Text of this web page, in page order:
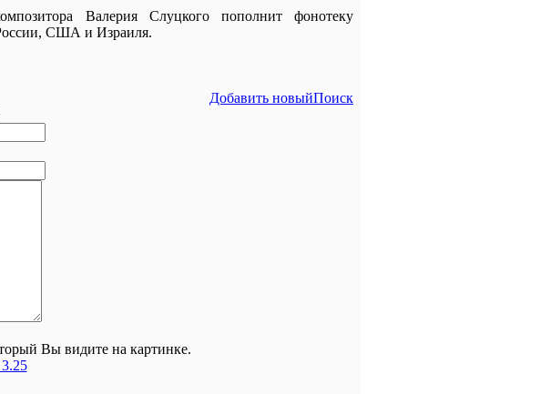
Валерия Слуцкого пополнит фонотеку
США и Израиля.
Добавить новыйПоиск
Вы видите на картинке.